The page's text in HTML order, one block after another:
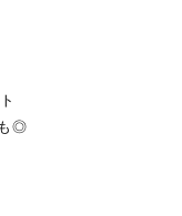
も◎